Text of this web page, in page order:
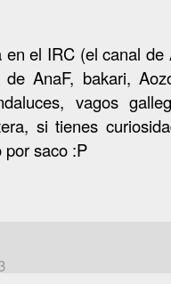
el IRC (el canal
AnaF, bakari,
vagos
si tienes
por saco :P